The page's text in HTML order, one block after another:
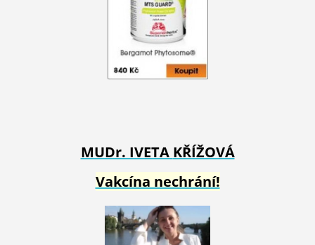
MUDr. IVETA KŘÍŽOVÁ
Vakcína nechrání!